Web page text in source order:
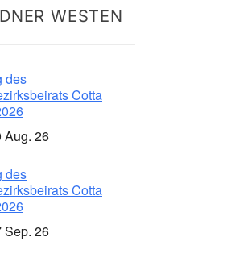
WESTEN
des
Cotta
Aug. 26
des
Cotta
Sep. 26